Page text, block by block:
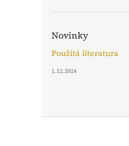
Novinky
Použitá literatura
1.12.2024